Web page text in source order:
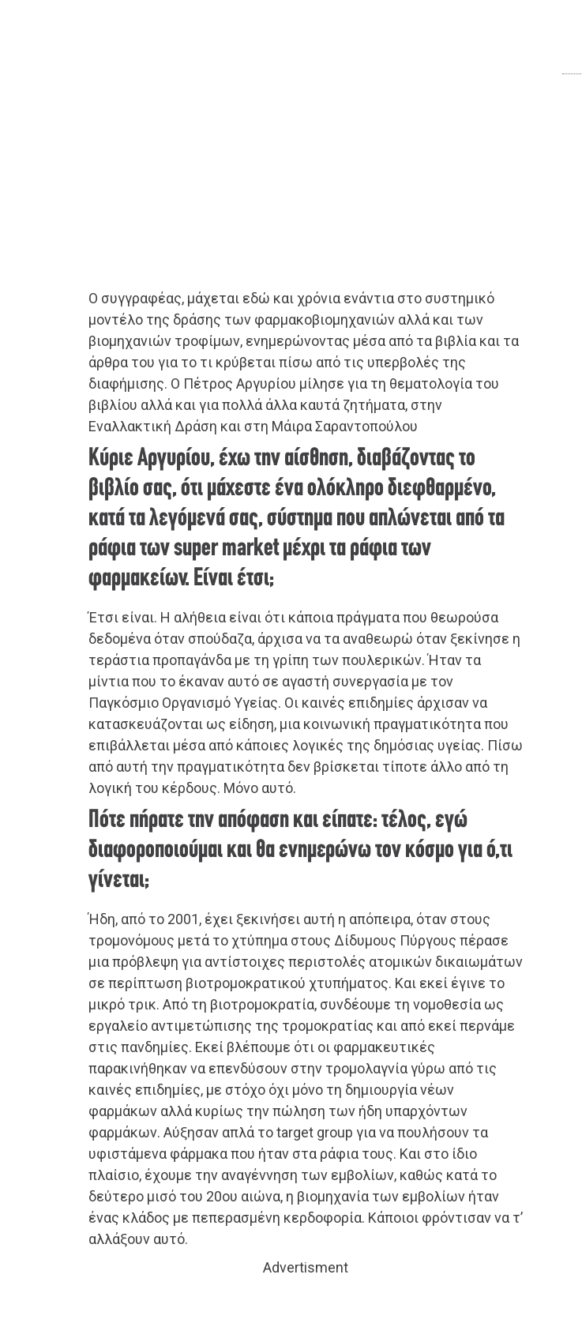
Ο συγγραφέας, μάχεται εδώ και χρόνια ενάντια στο συστημικό
μοντέλο της δράσης των φαρμακοβιομηχανιών αλλά και των
βιομηχανιών τροφίμων, ενημερώνοντας μέσα από τα βιβλία και τα
άρθρα του για το τι κρύβεται πίσω από τις υπερβολές της
διαφήμισης. Ο Πέτρος Αργυρίου μίλησε για τη θεματολογία του
βιβλίου αλλά και για πολλά άλλα καυτά ζητήματα, στην
Εναλλακτική Δράση και στη Μάιρα Σαραντοπούλου
Κύριε Αργυρίου, έχω την αίσθηση, διαβάζοντας το
βιβλίο σας, ότι μάχεστε ένα ολόκληρο διεφθαρμένο,
κατά τα λεγόμενά σας, σύστημα που απλώνεται από τα
ράφια των super market μέχρι τα ράφια των
φαρμακείων. Είναι έτσι;
Έτσι είναι. Η αλήθεια είναι ότι κάποια πράγματα που θεωρούσα
δεδομένα όταν σπούδαζα, άρχισα να τα αναθεωρώ όταν ξεκίνησε η
τεράστια προπαγάνδα με τη γρίπη των πουλερικών. Ήταν τα
μίντια που το έκαναν αυτό σε αγαστή συνεργασία με τον
Παγκόσμιο Οργανισμό Υγείας. Οι καινές επιδημίες άρχισαν να
κατασκευάζονται ως είδηση, μια κοινωνική πραγματικότητα που
επιβάλλεται μέσα από κάποιες λογικές της δημόσιας υγείας. Πίσω
από αυτή την πραγματικότητα δεν βρίσκεται τίποτε άλλο από τη
λογική του κέρδους. Μόνο αυτό.
Πότε πήρατε την απόφαση και είπατε: τέλος, εγώ
διαφοροποιούμαι και θα ενημερώνω τον κόσμο για ό,τι
γίνεται;
Ήδη, από το 2001, έχει ξεκινήσει αυτή η απόπειρα, όταν στους
τρομονόμους μετά το χτύπημα στους Δίδυμους Πύργους πέρασε
μια πρόβλεψη για αντίστοιχες περιστολές ατομικών δικαιωμάτων
σε περίπτωση βιοτρομοκρατικού χτυπήματος. Και εκεί έγινε το
μικρό τρικ. Από τη βιοτρομοκρατία, συνδέουμε τη νομοθεσία ως
εργαλείο αντιμετώπισης της τρομοκρατίας και από εκεί περνάμε
στις πανδημίες. Εκεί βλέπουμε ότι οι φαρμακευτικές
παρακινήθηκαν να επενδύσουν στην τρομολαγνία γύρω από τις
καινές επιδημίες, με στόχο όχι μόνο τη δημιουργία νέων
φαρμάκων αλλά κυρίως την πώληση των ήδη υπαρχόντων
φαρμάκων. Αύξησαν απλά το target group για να πουλήσουν τα
υφιστάμενα φάρμακα που ήταν στα ράφια τους. Και στο ίδιο
πλαίσιο, έχουμε την αναγέννηση των εμβολίων, καθώς κατά το
δεύτερο μισό του 20ου αιώνα, η βιομηχανία των εμβολίων ήταν
ένας κλάδος με πεπερασμένη κερδοφορία. Κάποιοι φρόντισαν να τ’
αλλάξουν αυτό.
Advertisment